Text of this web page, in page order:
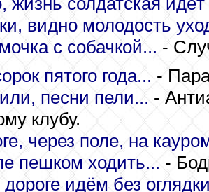
видно молодость
с собачкой... -
пятого года... -
песни пели... -
клубу.
через поле, на
пешком ходить... -
идём без